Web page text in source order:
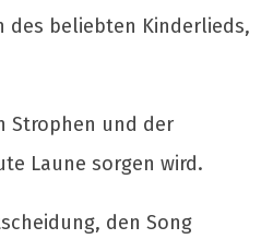
des beliebten Kinderlieds,
Strophen und der
Laune sorgen wird.
den Song